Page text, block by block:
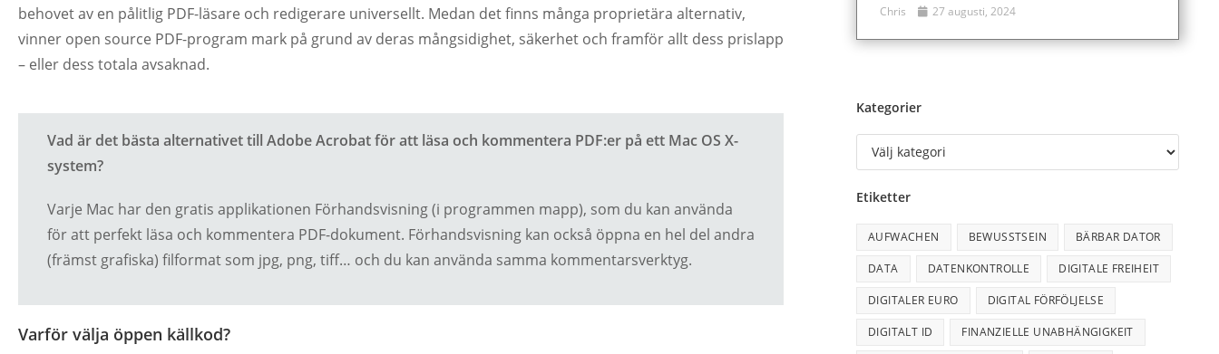
behovet av en pålitlig PDF-läsare och redigerare universellt. Medan det finns många proprietära alternativ,
vinner open source PDF-program mark på grund av deras mångsidighet, säkerhet och framför allt dess prislapp
– eller dess totala avsaknad.
Vad är det bästa alternativet till Adobe Acrobat för att läsa och kommentera PDF:er på ett Mac OS X-
system?
Varje Mac har den gratis applikationen Förhandsvisning (i programmen mapp), som du kan använda
för att perfekt läsa och kommentera PDF-dokument. Förhandsvisning kan också öppna en hel del andra
(främst grafiska) filformat som jpg, png, tiff… och du kan använda samma kommentarsverktyg.
Varför välja öppen källkod?
Chris 27 augusti, 2024
Kategorier
Etiketter
AUFWACHEN BEWUSSTSEIN BÄRBAR DATOR
DATA DATENKONTROLLE DIGITALE FREIHEIT
DIGITALER EURO DIGITAL FÖRFÖLJELSE
DIGITALT ID FINANZIELLE UNABHÄNGIGKEIT